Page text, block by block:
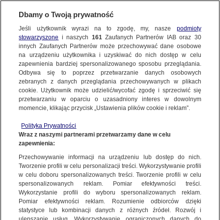
NAJNOWSZE
ZOBACZ FAKTY
FAKTY PO FAKTACH
FAKTY O ŚWIECIE
WIĘCEJ
KANAŁY
Dzień dobry!
Jedno konto do wszystkich usług
Dbamy o Twoją prywatność
Jeśli użytkownik wyrazi na to zgodę, my, nasze podmioty
stowarzyszone i naszych 161Zaufanych Partnerów IAB oraz 30
innych Zaufanych Partnerów może przechowywać dane osobowe
na urządzeniu użytkownika i uzyskiwać do nich dostęp w celu
zapewnienia bardziej spersonalizowanego sposobu przeglądania.
Odbywa się to poprzez przetwarzanie danych osobowych
zebranych z danych przeglądania przechowywanych w plikach
cookie. Użytkownik może udzielić/wycofać zgodę i sprzeciwić się
przetwarzaniu w oparciu o uzasadniony interes w dowolnym
momencie, klikając przycisk „Ustawienia plików cookie i reklam”.
Polityka Prywatności
Wraz z naszymi partnerami przetwarzamy dane w celu
zapewnienia:
Przechowywanie informacji na urządzeniu lub dostęp do nich.
Tworzenie profili w celu personalizacji treści. Wykorzystywanie profili
w celu doboru spersonalizowanych treści. Tworzenie profili w celu
spersonalizowanych reklam. Pomiar efektywności treści.
Wykorzystanie profili do wyboru spersonalizowanych reklam.
Pomiar efektywności reklam. Rozumienie odbiorców dzięki
statystyce lub kombinacji danych z różnych źródeł. Rozwój i